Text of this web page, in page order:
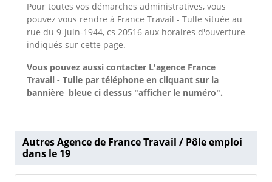
Pour toutes vos démarches administratives, vous
pouvez vous rendre à France Travail - Tulle située au
rue du 9-juin-1944, cs 20516 aux horaires d'ouverture
indiqués sur cette page.
Vous pouvez aussi contacter L'agence France
Travail - Tulle par téléphone en cliquant sur la
bannière bleue ci dessus "afficher le numéro".
Autres Agence de France Travail / Pôle emploi
dans le 19